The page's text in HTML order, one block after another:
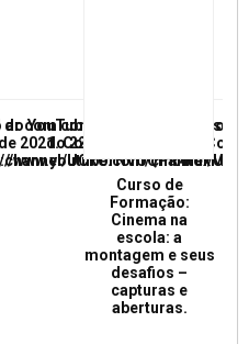
ar com conferências e mesas
2021. Confira e inscreva
do YouTube está no ar com
do 22º COLE de 2021.
www.youtube.com/channel/
Curso de
Formação:
Cinema na
escola: a
montagem e seus
desafios –
capturas e
aberturas.